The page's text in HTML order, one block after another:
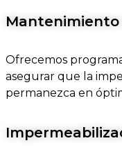
Ofrecemos
asegurar que la
permanezca en